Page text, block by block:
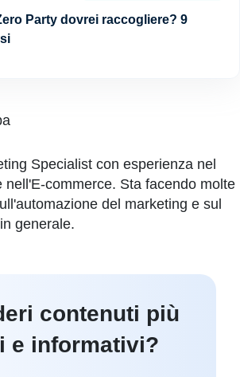
Party dovrei raccogliere? 9
Specialist con esperienza nel
nell'E-commerce. Sta facendo molte
del marketing e sul
generale.
contenuti più
e informativi?